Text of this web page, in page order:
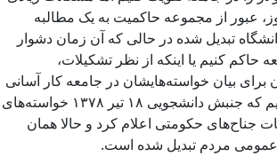
عبور از مجموعه حاکمیت به یک مطالبه
تبدیل شده در حالی که آن زمان دشوار
حاکم کنیم یا اینکه از نظر تشکیلات،
برای بیان خواسته‌هایشان در جامعه کار آسانی
نبود. اما فراموش نکنیم که جنبش دانشجویی ۱۸ تیر ۱۳۷۸ خواسته‌های
جناح‌های حکومتی اعلام کرد و حالا همان
عمومی‌ مردم تبدیل شده است.